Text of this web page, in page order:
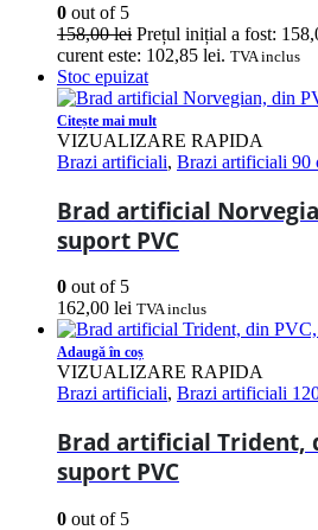
0 out of 5
158,00lei Prețul inițial a fost:
curent este: 102,85 lei. TVA inclus
Stoc epuizat
Citește mai mult
VIZUALIZARE RAPIDA
Brazi artificiali, Brazi artificiali 90
Brad artificial
suport PVC
0 out of 5
162,00 lei TVA inclus
Adaugă în coș
VIZUALIZARE RAPIDA
Brazi artificiali, Brazi artificiali
Brad artificial Trident,
suport PVC
0 out of 5